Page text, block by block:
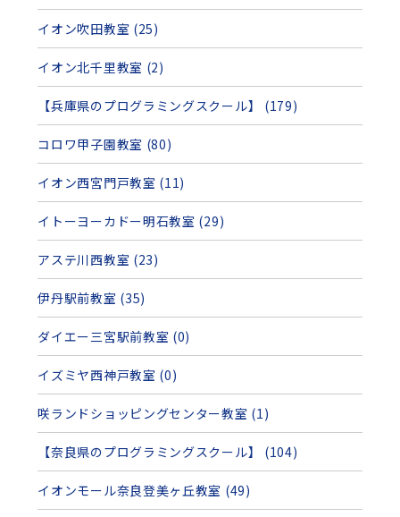
イオン吹田教室 (25)
イオン北千里教室 (2)
【兵庫県のプログラミングスクール】 (179)
コロワ甲子園教室 (80)
イオン西宮門戸教室 (11)
イトーヨーカドー明石教室 (29)
アステ川西教室 (23)
伊丹駅前教室 (35)
ダイエー三宮駅前教室 (0)
イズミヤ西神戸教室 (0)
咲ランドショッピングセンター教室 (1)
【奈良県のプログラミングスクール】 (104)
イオンモール奈良登美ヶ丘教室 (49)